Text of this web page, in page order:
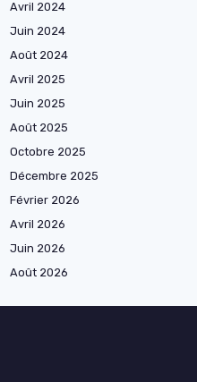
Avril 2024
Juin 2024
Août 2024
Avril 2025
Juin 2025
Août 2025
Octobre 2025
Décembre 2025
Février 2026
Avril 2026
Juin 2026
Août 2026